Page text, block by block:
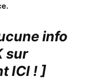
info
sur
ICI !]